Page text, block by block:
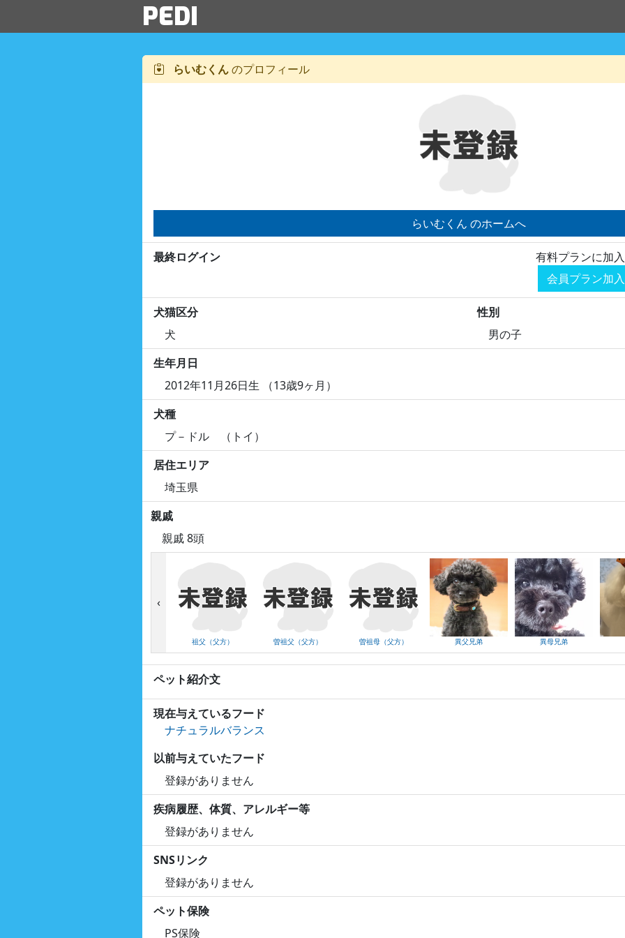
PEDI
らいむくんのプロフィール
らいむくん のホームへ
最終ログイン
有料プランに加
会員プラン加
犬猫区分
犬
性別
男の子
生年月日
2012年11月26日生 （13歳9ヶ月）
犬種
プ－ドル （トイ）
居住エリア
埼玉県
親戚
親戚 8頭
祖父（父方） 曽祖父（父方） 曽祖母（父方） 異父兄弟 異母兄弟
‹
ペット紹介文
現在与えているフード
ナチュラルバランス
以前与えていたフード
登録がありません
疾病履歴、体質、アレルギー等
登録がありません
SNSリンク
登録がありません
ペット保険
PS保険